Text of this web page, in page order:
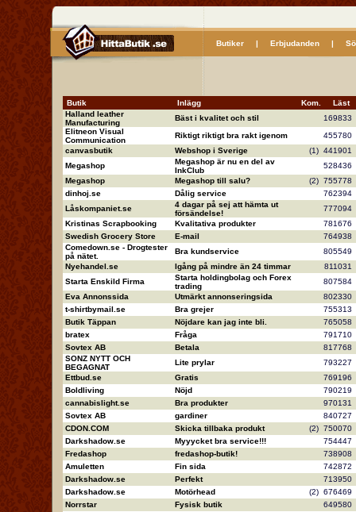
Butiker| Erbjudanden|
Butik Inlägg Kom.
Läst
Halland leather
Manufacturing
Bäst i kvalitet och stil
169833
Elitneon Visual
Communication
Riktigt riktigt bra rakt igenom
455780
canvasbutik
Webshop i Sverige (1) 441901
Megashop
Megashop är nu en del av
InkClub
528436
Megashop
Megashop till salu? (2) 755778
dinhoj.se
Dålig service
762394
Låskompaniet.se
4 dagar på sej att hämta ut
försändelse!
777094
Kristinas Scrapbooking
Kvalitativa produkter
781676
Swedish Grocery Store
E-mail
764938
Comedown.se - Drogtester
på nätet.
Bra kundservice
805549
Nyehandel.se
Igång på mindre än 24 timmar
811031
Starta Enskild Firma
Starta holdingbolag och Forex
trading
807584
Eva Annonssida
Utmärkt annonseringsida
802330
t-shirtbymail.se
Bra grejer
755313
Butik Täppan
Nöjdare kan jag inte bli.
765058
bratex
Fråga
791710
Sovtex AB
Betala
817768
SONZ NYTT OCH
BEGAGNAT
Lite prylar
793227
Ettbud.se
Gratis
769196
Boldliving
Nöjd
790219
cannabislight.se
Bra produkter
970131
Sovtex AB
gardiner
840727
CDON.COM
Skicka tillbaka produkt (2) 750070
Darkshadow.se
Myyycket bra service!!!
754447
Fredashop
fredashop-butik!
738908
Amuletten
Fin sida
742872
Darkshadow.se
Perfekt
713950
Darkshadow.se
Motörhead (2) 676469
Norrstar
Fysisk butik
649580